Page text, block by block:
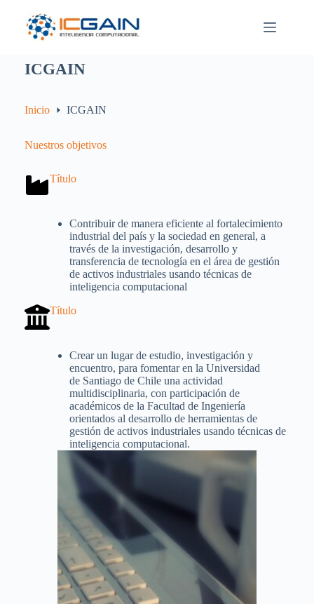
contenido
ICGAIN
Inicio ICGAIN
Nuestros objetivos
Título
Contribuir de manera eficiente al fortalecimiento
industrial del país y la sociedad en general, a
través de la investigación, desarrollo y
transferencia de tecnología en el área de gestión
de activos industriales usando técnicas de
inteligencia computacional
Título
Crear un lugar de estudio, investigación y
encuentro, para fomentar en la Universidad
de Santiago de Chile una actividad
multidisciplinaria, con participación de
académicos de la Facultad de Ingeniería
orientados al desarrollo de herramientas de
gestión de activos industriales usando técnicas de
inteligencia computacional.